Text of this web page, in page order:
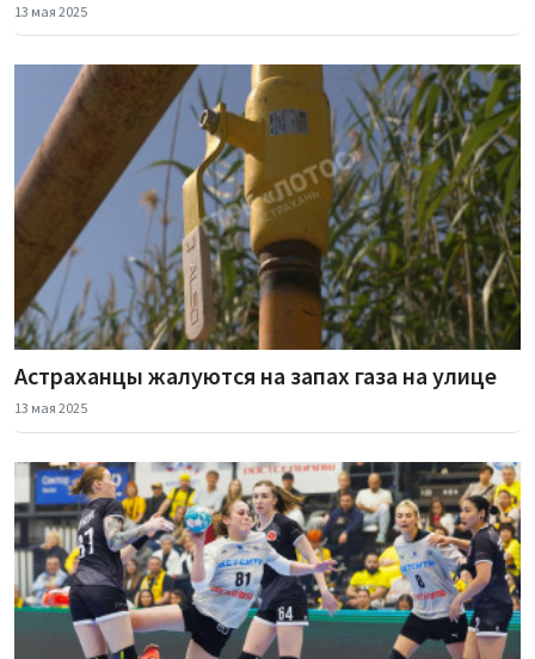
13 мая 2025
Астраханцы жалуются на запах газа на улице
13 мая 2025